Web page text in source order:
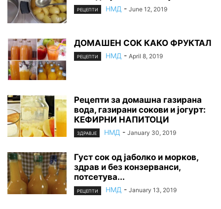
РЕЦЕПТИ НМД - June 12, 2019
ДОМАШЕН СОК КАКО ФРУКТАЛ
РЕЦЕПТИ НМД - April 8, 2019
Рецепти за домашна газирана
вода, газирани сокови и јогурт:
КЕФИРНИ НАПИТОЦИ
ЗДРАВЈЕ НМД - January 30, 2019
Густ сок од јаболко и морков,
здрав и без конзерванси,
потсетува...
РЕЦЕПТИ НМД - January 13, 2019